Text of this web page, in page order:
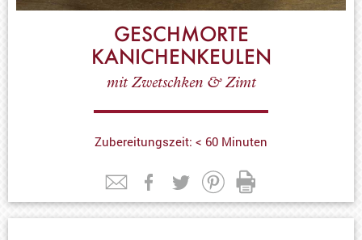
GESCHMORTE
KANICHENKEULEN
mit Zwetschken & Zimt
Zubereitungszeit: < 60 Minuten